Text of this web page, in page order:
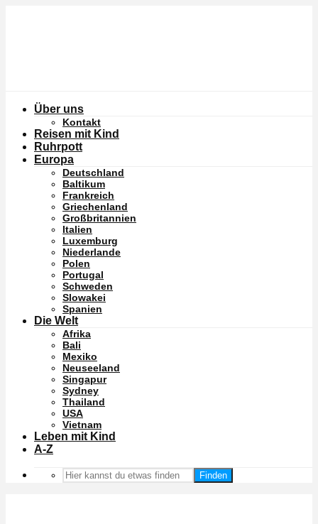
Über uns
Kontakt
Reisen mit Kind
Ruhrpott
Europa
Deutschland
Baltikum
Frankreich
Griechenland
Großbritannien
Italien
Luxemburg
Niederlande
Polen
Portugal
Schweden
Slowakei
Spanien
Die Welt
Afrika
Bali
Mexiko
Neuseeland
Singapur
Sydney
Thailand
USA
Vietnam
Leben mit Kind
A-Z
Finden